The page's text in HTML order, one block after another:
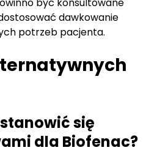
być konsultowane
dawkowanie
potrzeb pacjenta.
się
dla Biofenac?